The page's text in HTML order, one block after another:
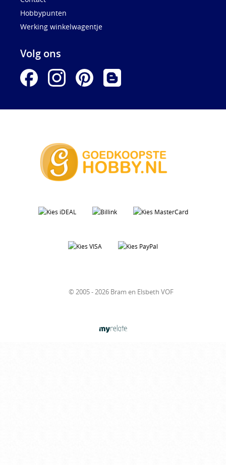
Hobbypunten
Werking winkelwagentje
Volg ons
© 2005 - 2026 Bram en Elsbeth VOF